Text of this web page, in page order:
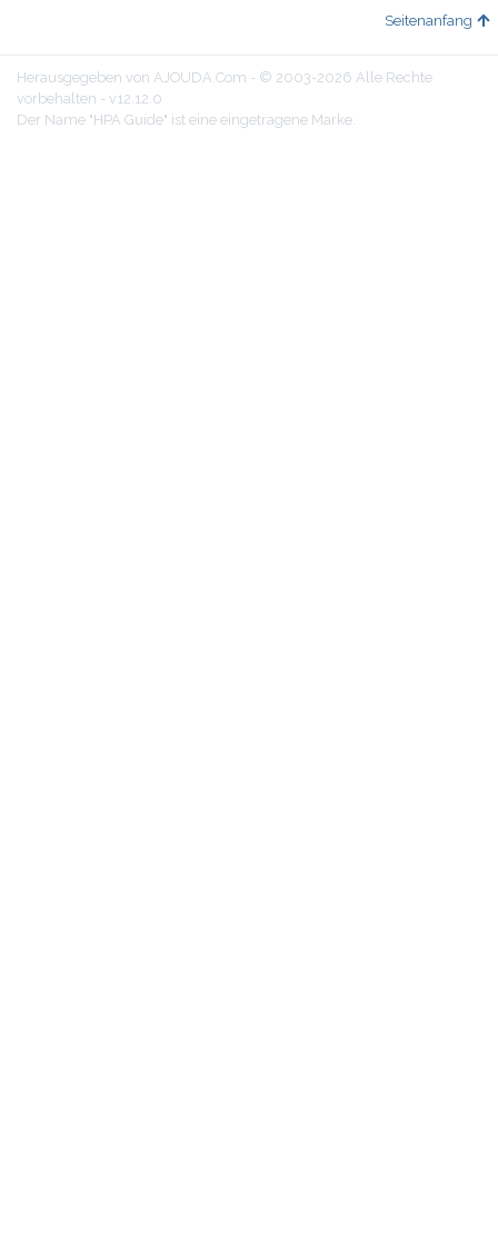
Seitenanfang
Herausgegeben von AJOUDA.Com - © 2003-2026 Alle Rechte
vorbehalten - v12.12.0
Der Name "HPA Guide" ist eine eingetragene Marke.